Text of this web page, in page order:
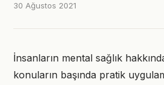
30 Ağustos 2021
İnsanların mental sağlık
konuların başında pratik